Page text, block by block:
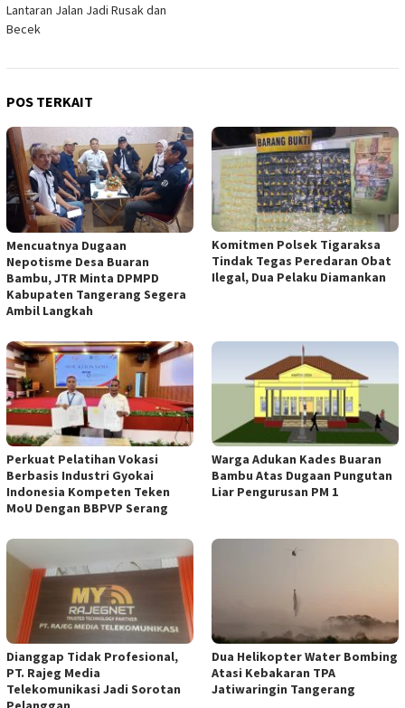
Lantaran Jalan Jadi Rusak dan
Becek
POS TERKAIT
Mencuatnya Dugaan
Nepotisme Desa Buaran
Bambu, JTR Minta DPMPD
Kabupaten Tangerang Segera
Ambil Langkah
Komitmen Polsek Tigaraksa
Tindak Tegas Peredaran Obat
Ilegal, Dua Pelaku Diamankan
Perkuat Pelatihan Vokasi
Berbasis Industri Gyokai
Indonesia Kompeten Teken
MoU Dengan BBPVP Serang
Warga Adukan Kades Buaran
Bambu Atas Dugaan Pungutan
Liar Pengurusan PM 1
Dianggap Tidak Profesional,
PT. Rajeg Media
Telekomunikasi Jadi Sorotan
Dua Helikopter Water Bombing
Atasi Kebakaran TPA
Jatiwaringin Tangerang